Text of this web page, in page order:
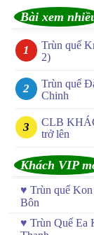
Bài xem
Trùn quế
2)
Trùn quế
Chinh
CLB
trở lên
Khách VIP
♥ Trùn quế
Bôn
♥ Trùn Quế Ea